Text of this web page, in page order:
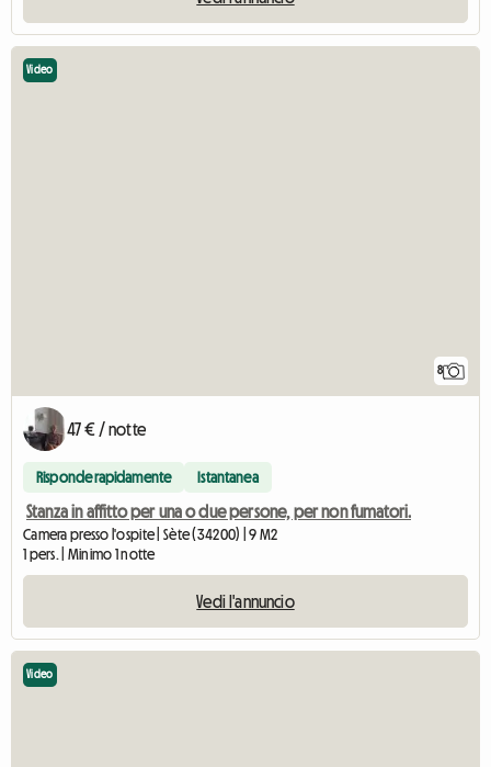
8
Video
47 € / notte
Risponde rapidamente Istantanea
Stanza in affitto per una o due persone, per non fumatori.
Camera presso l'ospite | Sète (34200) | 9 M2
1 pers. | Minimo 1 notte
Vedi l'annuncio
Video